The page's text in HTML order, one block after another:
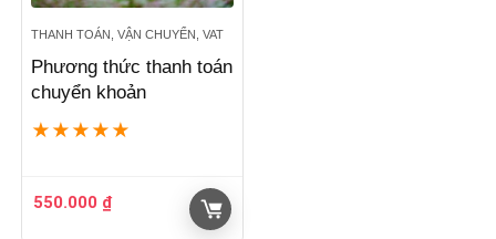
THANH TOÁN, VẬN CHUYỂN, VAT
Phương thức thanh toán
chuyển khoản
★ ★ ★ ★ ★
550.000 ₫